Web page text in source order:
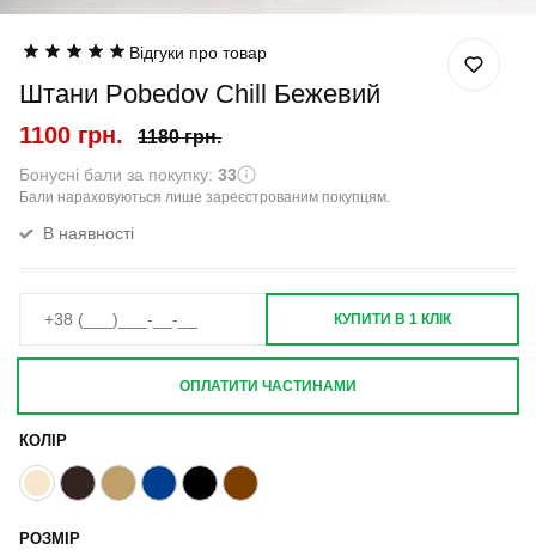
Відгуки про товар
Штани Pobedov Chill Бежевий
1100 грн. 1180 грн.
Бонусні бали за покупку: 33
Бали нараховуються лише зареєстрованим покупцям.
В наявності
КОЛІР
РОЗМІР
КУПИТИ В 1 КЛІК
ОПЛАТИТИ ЧАСТИНАМИ